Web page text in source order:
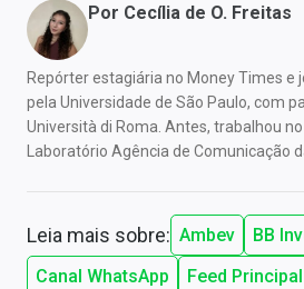
Por Cecília de O. Freitas
Repórter estagiária no Money Times
pela Universidade de São Paulo, com
Università di Roma. Antes, trabalhou no
Laboratório Agência de Comunicação
Leia mais sobre: Ambev
BB
Canal WhatsApp
Feed Principal